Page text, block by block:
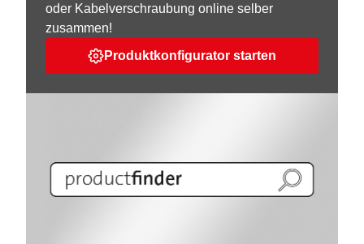
oder Kabelverschraubung online selber
zusammen!
Produktkonfigurator starten